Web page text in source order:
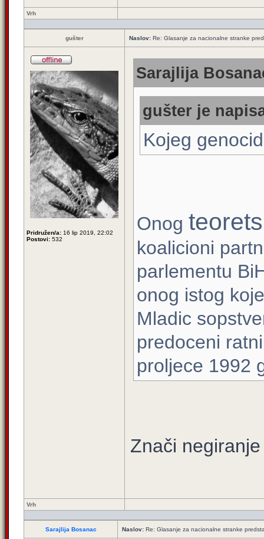
Vrh
gušter Naslov: Re: Glasanje za nacionalne stranke
Pridružen/a: 16 lip 2019, 22:02
Postovi: 532
Sarajlija
gušter je
Kojeg
Onog
koalicioni
parlementu
onog istog
Mladic
predoceni
proljece 1992
Znači
Vrh
Sarajlija Bosanac Naslov: Re: Glasanje za nacionalne stranke